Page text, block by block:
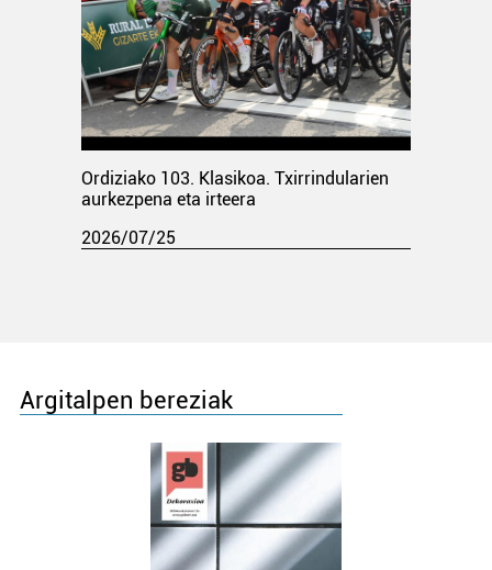
Ordiziako 103. Klasikoa. Txirrindularien
aurkezpena eta irteera
2026/07/25
Argitalpen bereziak